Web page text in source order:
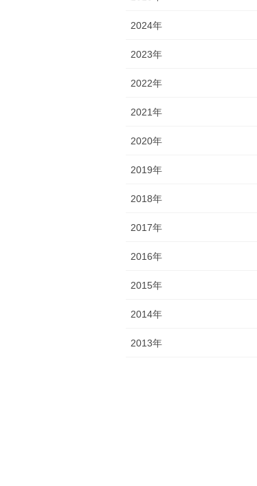
2024年
2023年
2022年
2021年
2020年
2019年
2018年
2017年
2016年
2015年
2014年
2013年